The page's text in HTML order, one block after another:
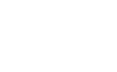
Пользователю или лицу;
данных – любые действия,
персональных данных